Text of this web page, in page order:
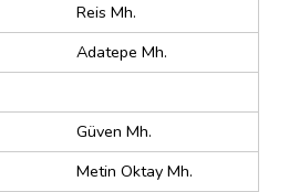
Reis Mh.
Adatepe Mh.
Güven Mh.
Metin Oktay Mh.